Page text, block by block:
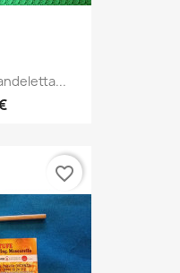
favorite_border